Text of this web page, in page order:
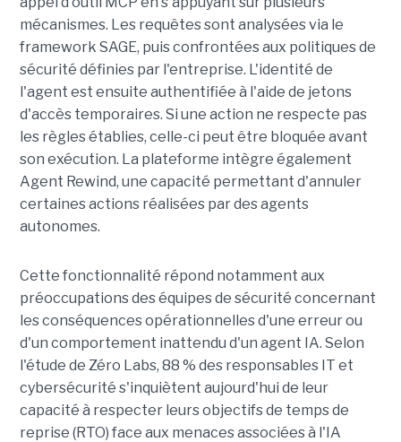
mécanismes. Les requêtes sont analysées via le
framework SAGE, puis confrontées aux politiques de
sécurité définies par l'entreprise. L'identité de
l'agent est ensuite authentifiée à l'aide de jetons
d'accès temporaires. Si une action ne respecte pas
les règles établies, celle-ci peut être bloquée avant
son exécution. La plateforme intègre également
Agent Rewind, une capacité permettant d'annuler
certaines actions réalisées par des agents
autonomes.
Cette fonctionnalité répond notamment aux
préoccupations des équipes de sécurité concernant
les conséquences opérationnelles d'une erreur ou
d'un comportement inattendu d'un agent IA. Selon
l'étude de Zéro Labs, 88 % des responsables IT et
cybersécurité s'inquiètent aujourd'hui de leur
capacité à respecter leurs objectifs de temps de
reprise (RTO) face aux menaces associées à l'IA